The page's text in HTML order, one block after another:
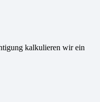
kalkulieren wir ein